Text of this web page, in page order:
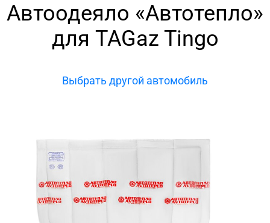
Автоодеяло «Автотепло»
для TAGaz Tingo
Выбрать другой автомобиль